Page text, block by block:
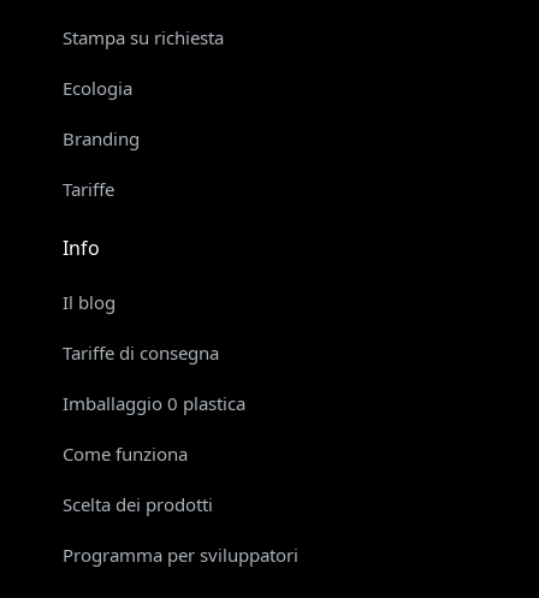
Stampa su richiesta
Ecologia
Branding
Tariffe
Info
Il blog
Tariffe di consegna
Imballaggio 0 plastica
Come funziona
Scelta dei prodotti
Programma per sviluppatori